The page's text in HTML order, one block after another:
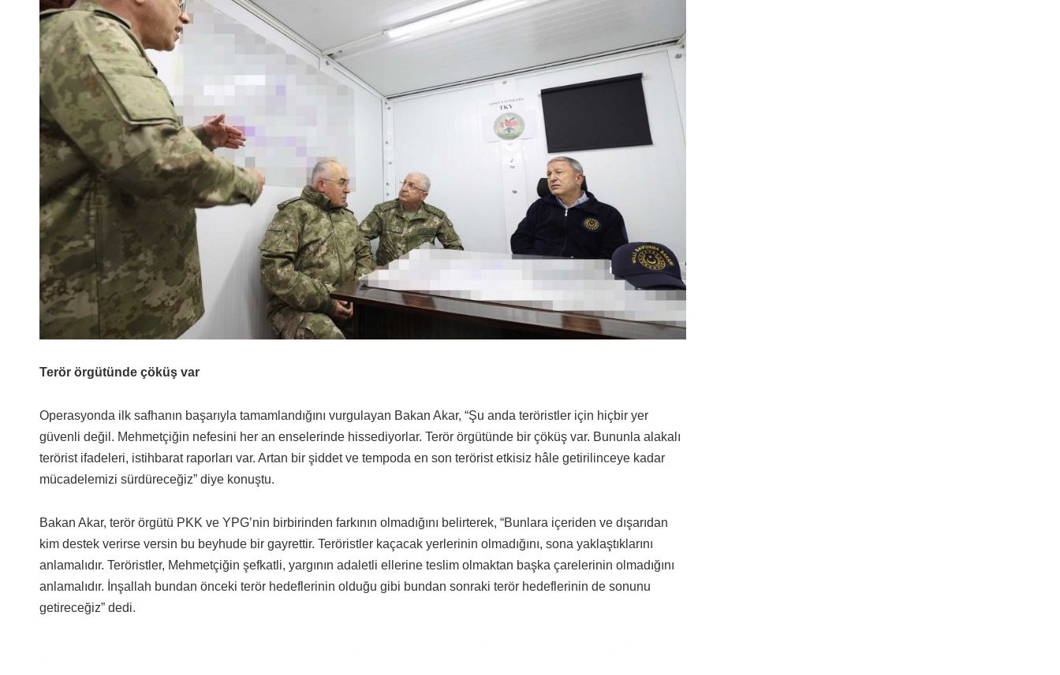
Terör örgütünde çöküş var
Operasyonda ilk safhanın başarıyla tamamlandığını vurgulayan Bakan Akar, “Şu anda teröristler için hiçbir yer
güvenli değil. Mehmetçiğin nefesini her an enselerinde hissediyorlar. Terör örgütünde bir çöküş var. Bununla alakalı
terörist ifadeleri, istihbarat raporları var. Artan bir şiddet ve tempoda en son terörist etkisiz hâle getirilinceye kadar
mücadelemizi sürdüreceğiz” diye konuştu.
Bakan Akar, terör örgütü PKK ve YPG’nin birbirinden farkının olmadığını belirterek, “Bunlara içeriden ve dışarıdan
kim destek verirse versin bu beyhude bir gayrettir. Teröristler kaçacak yerlerinin olmadığını, sona yaklaştıklarını
anlamalıdır. Teröristler, Mehmetçiğin şefkatli, yargının adaletli ellerine teslim olmaktan başka çarelerinin olmadığını
anlamalıdır. İnşallah bundan önceki terör hedeflerinin olduğu gibi bundan sonraki terör hedeflerinin de sonunu
getireceğiz” dedi.